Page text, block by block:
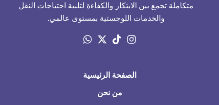
متكاملة تجمع بين الابتكار والكفاءة لتلبية احتياجات النقل
والخدمات اللوجستية بمستوى عالمي.
الصفحة الرئيسية
من نحن